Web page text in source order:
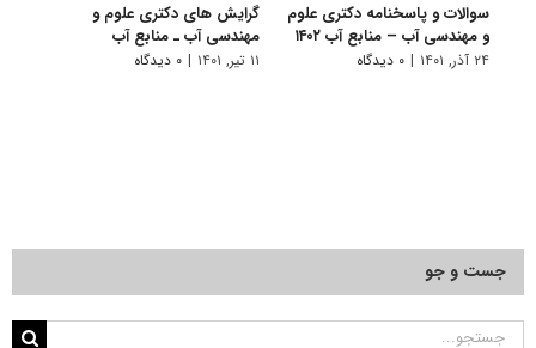
سوالات و پاسخنامه دکتری علوم
و مهندسی آب – منابع آب ۱۴۰۲
۲۴ آذر, ۱۴۰۱ | ۰ دیدگاه
گرایش های دکتری ﻋﻠﻮم و
مهندسی آب ـ ﻣﻨﺎﺑﻊ آب
۱۱ تیر, ۱۴۰۱ | ۰ دیدگاه
جست و جو
جستجو